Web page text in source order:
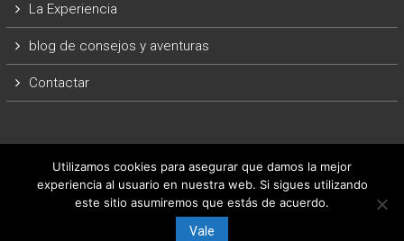
La Experiencia
blog de consejos y aventuras
Contactar
Copyright © 2026ArrasateCaravaning
Utilizamos cookies para asegurar que damos la mejor
experiencia al usuario en nuestra web. Si sigues utilizando
este sitio asumiremos que estás de acuerdo.
Vale